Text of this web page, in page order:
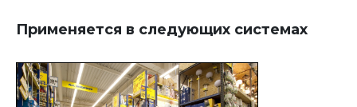
Применяется в следующих системах